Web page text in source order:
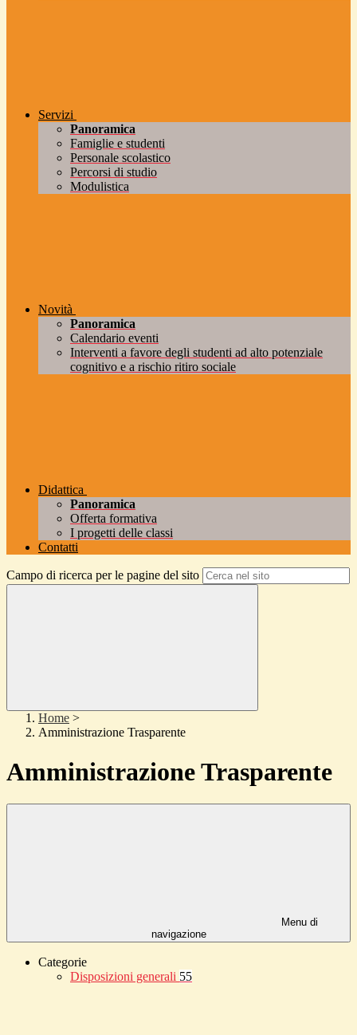
Servizi
Panoramica
Famiglie e studenti
Personale scolastico
Percorsi di studio
Modulistica
Novità
Panoramica
Calendario eventi
Interventi a favore degli studenti ad alto potenziale
cognitivo e a rischio ritiro sociale
Didattica
Panoramica
Offerta formativa
I progetti delle classi
Contatti
Campo di ricerca per le pagine del sito
Home >
Amministrazione Trasparente
Amministrazione Trasparente
Menu di
navigazione
Categorie
Disposizioni generali 55